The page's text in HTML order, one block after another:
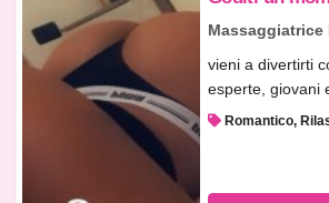
Massaggiatrice
vieni a divertirti
esperte, giovani
Romantico,